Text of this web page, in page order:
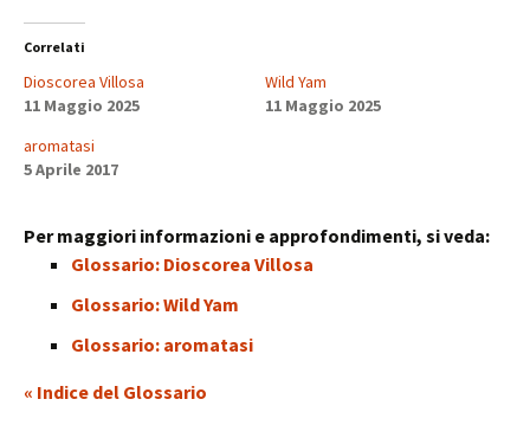
Correlati
Dioscorea Villosa
11 Maggio 2025
Wild Yam
11 Maggio 2025
aromatasi
5 Aprile 2017
Per maggiori informazioni e approfondimenti, si veda:
Glossario: Dioscorea Villosa
Glossario: Wild Yam
Glossario: aromatasi
« Indice del Glossario